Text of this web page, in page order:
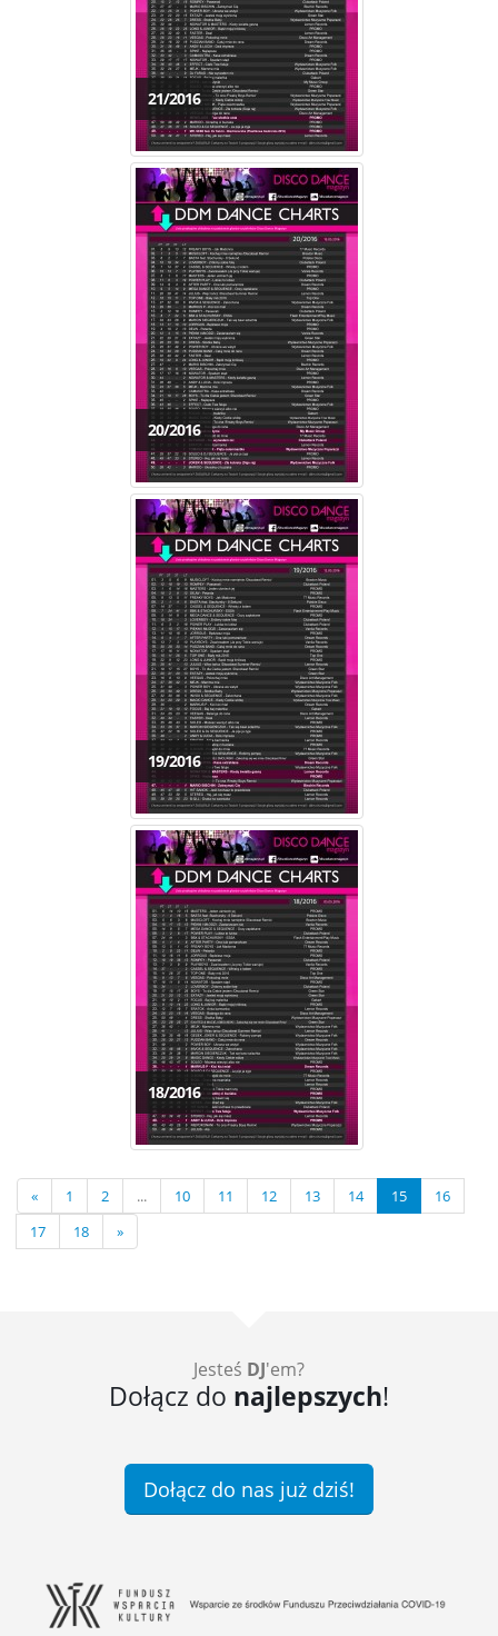
21/2016
20/2016
19/2016
18/2016
« 1 2 ... 10 11 12 13 14 15
16
17
18 »
Jesteś DJ'em?
Dołącz do najlepszych!
Dołącz do nas już dziś!